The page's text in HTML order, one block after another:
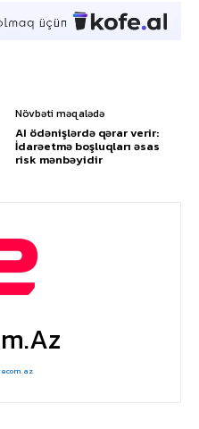
Növbəti məqalədə
AI ödənişlərdə qərar verir:
İdarəetmə boşluqları əsas
risk mənbəyidir